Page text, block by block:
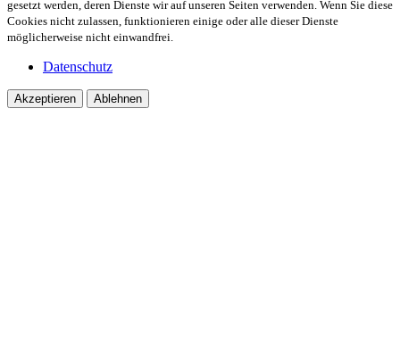
gesetzt werden, deren Dienste wir auf unseren Seiten verwenden. Wenn Sie diese
Cookies nicht zulassen, funktionieren einige oder alle dieser Dienste
möglicherweise nicht einwandfrei.
Datenschutz
Akzeptieren Ablehnen